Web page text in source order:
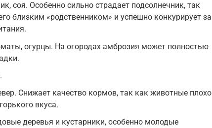
соя. Особенно сильно страдает подсолнечник, так
близким «родственником» и успешно конкурирует за
огурцы. На огородах амброзия может полностью
Снижает качество кормов, так как животные плохо
вкуса.
деревья и кустарники, особенно молодые